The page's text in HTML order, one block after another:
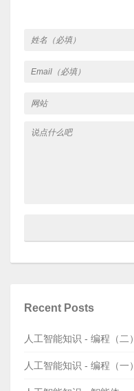
Recent Posts
人工智能知识 - 编程（二）
人工智能知识 - 编程（一）